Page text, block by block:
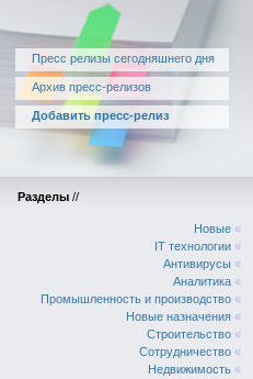
Пресс релизы сегодняшнего дня
Архив пресс-релизов
Добавить пресс-релиз
Разделы //
Новые «
IT технологии «
Антивирусы «
Аналитика «
Промышленность и производство «
Новые назначения «
Строительство «
Сотрудничество «
Недвижимость «